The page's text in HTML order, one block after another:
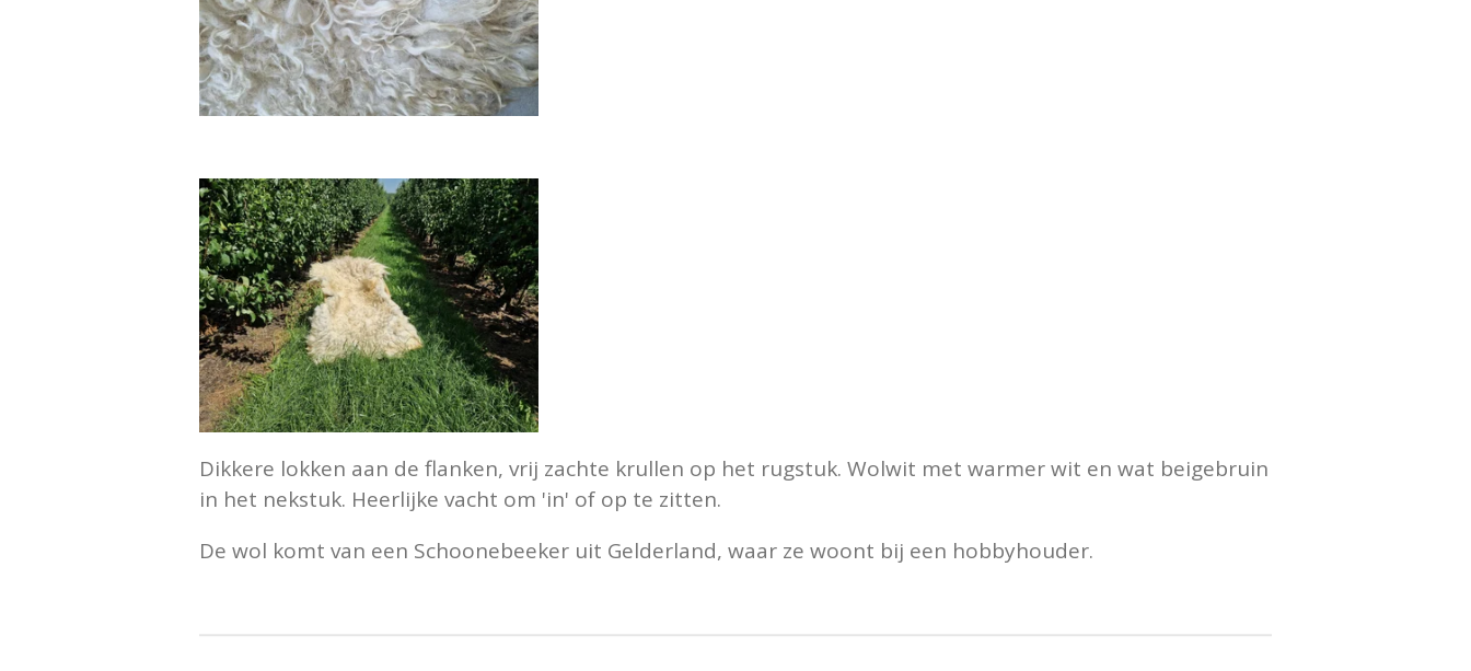
Dikkere lokken aan de flanken, vrij zachte krullen op het rugstuk. Wolwit met warmer wit en wat beigebruin
in het nekstuk. Heerlijke vacht om 'in' of op te zitten.
De wol komt van een Schoonebeeker uit Gelderland, waar ze woont bij een hobbyhouder.